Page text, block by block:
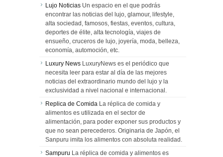
Lujo Noticias Un espacio en el que podrás
encontrar las noticias del lujo, glamour, lifestyle,
alta sociedad, famosos, fiestas, eventos, cultura,
deportes de élite, alta tecnología, viajes de
ensueño, cruceros de lujo, joyería, moda, belleza,
economía, automoción, etc.
Luxury News LuxuryNews es el periódico que
necesita leer para estar al día de las mejores
noticias del extraordinario mundo del lujo y la
exclusividad a nivel nacional e internacional.
Replica de Comida La réplica de comida y
alimentos es utilizada en el sector de
alimentación, para poder exponer sus productos y
que no sean perecederos. Originaria de Japón, el
Sanpuru imita los alimentos con absoluta realidad.
Sampuru La réplica de comida y alimentos es